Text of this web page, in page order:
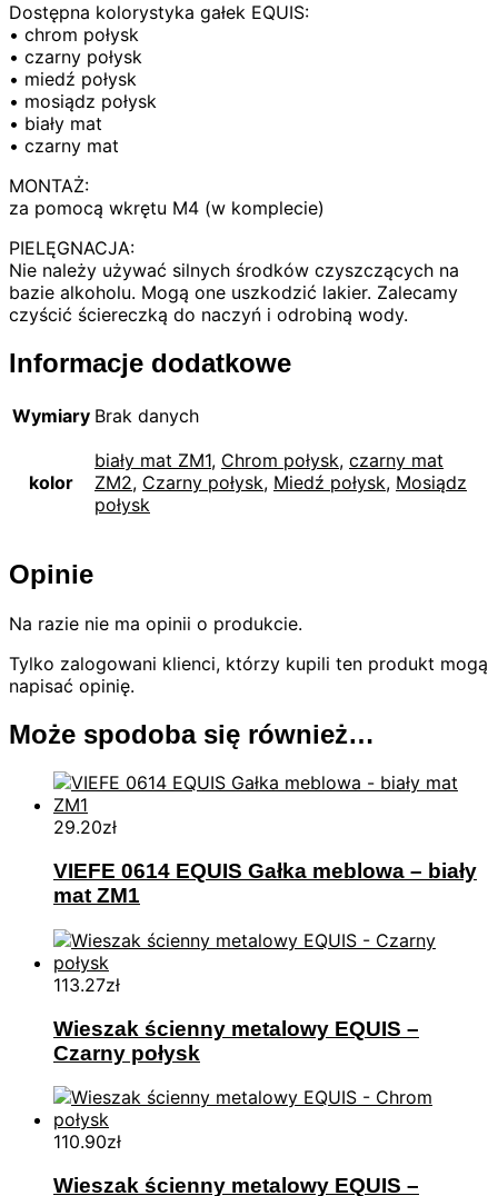
Dostępna kolorystyka gałek EQUIS:
• chrom połysk
• czarny połysk
• miedź połysk
• mosiądz połysk
• biały mat
• czarny mat
MONTAŻ:
za pomocą wkrętu M4 (w komplecie)
PIELĘGNACJA:
Nie należy używać silnych środków czyszczących na
bazie alkoholu. Mogą one uszkodzić lakier. Zalecamy
czyścić ściereczką do naczyń i odrobiną wody.
Informacje dodatkowe
Wymiary Brak danych
kolor
biały mat ZM1, Chrom połysk, czarny mat
ZM2, Czarny połysk, Miedź połysk, Mosiądz
połysk
Opinie
Na razie nie ma opinii o produkcie.
Tylko zalogowani klienci, którzy kupili ten produkt mogą
napisać opinię.
Może spodoba się również…
29.20zł
VIEFE 0614 EQUIS Gałka meblowa – biały
mat ZM1
113.27zł
Wieszak ścienny metalowy EQUIS –
Czarny połysk
110.90zł
Wieszak ścienny metalowy EQUIS –